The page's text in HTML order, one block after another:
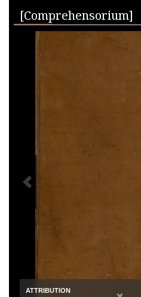
Media Viewer
[Comprehensorium]
ATTRIBUTION